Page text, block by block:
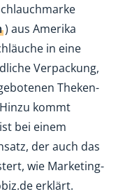
) aus Amerika
in eine
Verpackung,
Theken-
kommt
bei einem
der auch das
wie Marketing-
erklärt.